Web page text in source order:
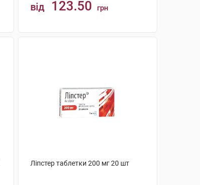
від 123.50 грн
Ліпстер таблетки 200 мг 20 шт